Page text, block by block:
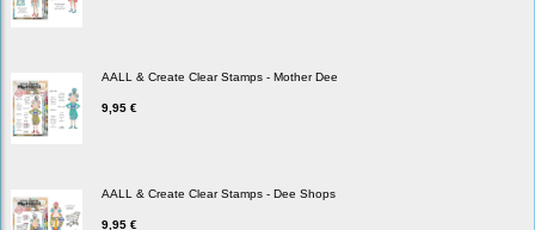
AALL & Create Clear Stamps - Mother Dee
9,95 €
AALL & Create Clear Stamps - Dee Shops
9,95 €